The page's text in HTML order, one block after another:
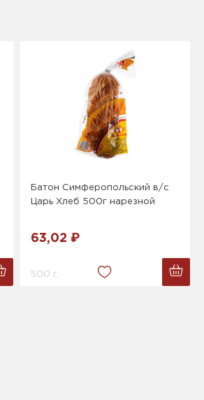
Батон Симферопольский в/с
Царь Хлеб 500г нарезной
63,02 ₽
500 г.